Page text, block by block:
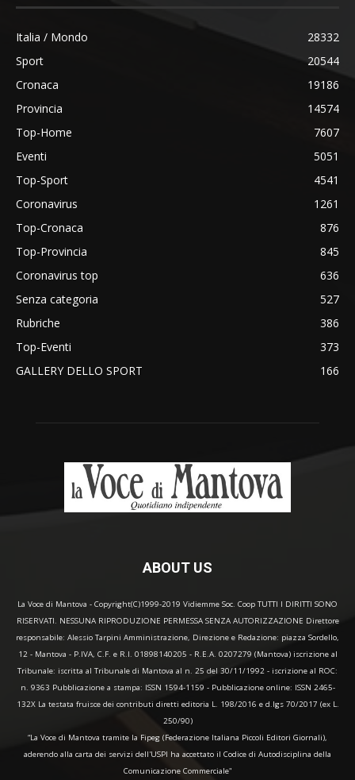
Italia / Mondo
28332
Sport
20544
Cronaca
19186
Provincia
14574
Top-Home
7607
Eventi
5051
Top-Sport
4541
Coronavirus
1261
Top-Cronaca
876
Top-Provincia
845
Coronavirus top
636
Senza categoria
527
Rubriche
386
Top-Eventi
373
GALLERY DELLO SPORT
166
ABOUT US
La Voce di Mantova - Copyright(C)1999-2019 Vidiemme Soc. Coop TUTTI I DIRITTI SONO
RISERVATI. NESSUNA RIPRODUZIONE PERMESSA SENZA AUTORIZZAZIONE Direttore
responsabile: Alessio Tarpini Amministrazione, Direzione e Redazione: piazza Sordello,
12 - Mantova - P.IVA, C.F. e R.I. 01898140205 - R.E.A. 0207279 (Mantova) iscrizione al
Tribunale: iscritta al Tribunale di Mantova al n. 25 del 30/11/1992 - iscrizione al ROC:
n. 9363 Pubblicazione a stampa: ISSN 1594-1159 - Pubblicazione online: ISSN 2465-
132X La testata fruisce dei contributi diretti editoria L. 198/2016 e d.lgs 70/2017 (ex L.
250/90)
“La Voce di Mantova tramite la Fipeg (Federazione Italiana Piccoli Editori Giornali),
aderendo alla carta dei servizi dell'USPI ha accettato il Codice di Autodisciplina della
Comunicazione Commerciale"